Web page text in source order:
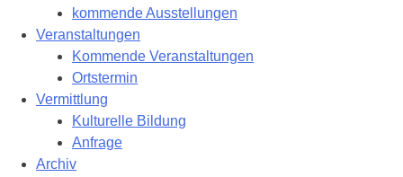
kommende Ausstellungen
Veranstaltungen
Kommende Veranstaltungen
Ortstermin
Vermittlung
Kulturelle Bildung
Anfrage
Archiv